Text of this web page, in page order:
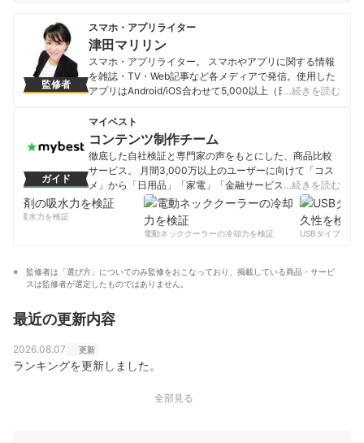
監修者
スマホ・アプリライター
津田マリリン
スマホ・アプリライター。 スマホやアプリに関する情報
を雑誌・TV・Web記事など各メディアで発信。使用した
アプリはAndroid/iOS合わせて5,000以上（日々更新
スマホの使い方やアプリを提案。子供のスマホ利用から
高齢者のスマホデビューまで幅広い年代にアプローチ
し、誰もが快適なスマホライフを送れるようなアドバイ
スを行っている。
津田マリリンのプロフィール
…続きを読む
ガイド
マイベスト
コンテンツ制作チーム
徹底した自社検証と専門家の声をもとにした、商品比較
サービス。 月間3,000万以上のユーザーに向けて「コス
メ」から「日用品」「家電」「金融サービス」まで、ベ
ストな商品を選んでもらうために、毎日コンテンツを制
コンテンツ制作チームのプロフィール
…続きを読む
の吸水力を検証
電動ネッククーラーの冷却力を検証
USBタイプCケー
監修者は「選び方」についてのみ監修をおこなっており、掲載している商品・サービ
スは監修者が選定したものではありません。
最近の更新内容
2026.08.07 更新
ランキングを更新しました。
全部見る